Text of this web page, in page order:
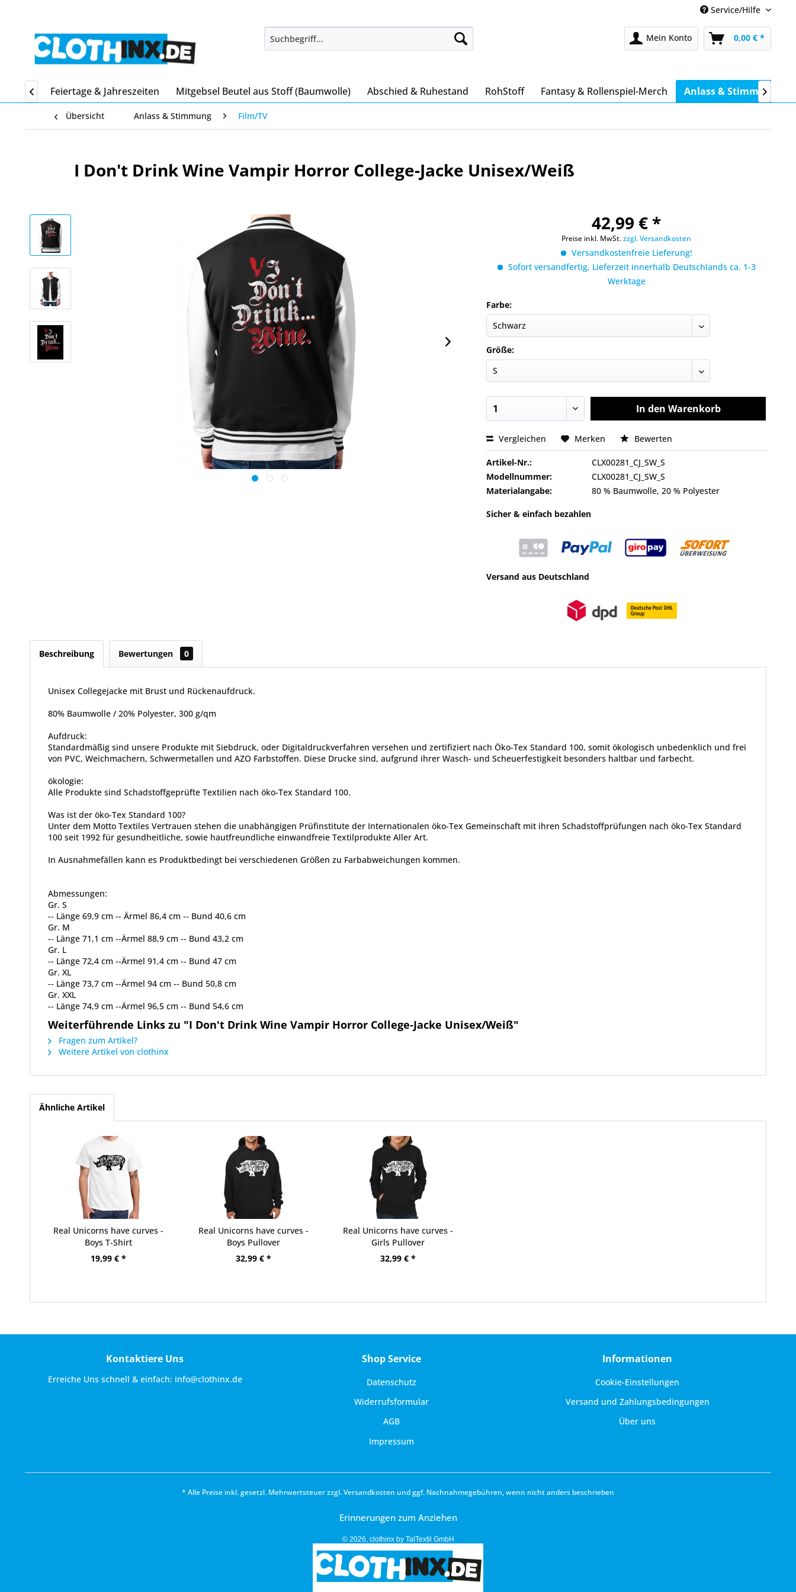
Service/Hilfe
Mein Konto 0,00 € *
Home Feiertage & Jahreszeiten Mitgebsel Beutel aus Stoff (Baumwolle) Abschied & Ruhestand RohStoff Fantasy & Rollenspiel-Merch Anlass & Stimmung
 
Übersicht Anlass & Stimmung Film/TV
I Don't Drink Wine Vampir Horror College-Jacke Unisex/Weiß
42,99 € *
Preise inkl. MwSt.zzgl. Versandkosten
Versandkostenfreie Lieferung!
Sofort versandfertig, Lieferzeit innerhalb Deutschlands ca. 1-3
Werktage
Farbe:
Größe:
In den Warenkorb
Vergleichen Merken Bewerten
Artikel-Nr.:
CLX00281_CJ_SW_S
Modellnummer:
CLX00281_CJ_SW_S
Materialangabe:
80 % Baumwolle, 20 % Polyester
Sicher & einfach bezahlen
Versand aus Deutschland
Beschreibung Bewertungen 0
Unisex Collegejacke mit Brust und Rückenaufdruck.
80% Baumwolle / 20% Polyester, 300 g/qm
Aufdruck:
Standardmäßig sind unsere Produkte mit Siebdruck, oder Digitaldruckverfahren versehen und zertifiziert nach Öko-Tex Standard 100, somit ökologisch unbedenklich und frei
von PVC, Weichmachern, Schwermetallen und AZO Farbstoffen. Diese Drucke sind, aufgrund ihrer Wasch- und Scheuerfestigkeit besonders haltbar und farbecht.
ökologie:
Alle Produkte sind Schadstoffgeprüfte Textilien nach öko-Tex Standard 100.
Was ist der öko-Tex Standard 100?
Unter dem Motto Textiles Vertrauen stehen die unabhängigen Prüfinstitute der Internationalen öko-Tex Gemeinschaft mit ihren Schadstoffprüfungen nach öko-Tex Standard
100 seit 1992 für gesundheitliche, sowie hautfreundliche einwandfreie Textilprodukte Aller Art.
In Ausnahmefällen kann es Produktbedingt bei verschiedenen Größen zu Farbabweichungen kommen.
Abmessungen:
Gr. S
-- Länge 69,9 cm -- Ärmel 86,4 cm -- Bund 40,6 cm
Gr. M
-- Länge 71,1 cm --Ärmel 88,9 cm -- Bund 43,2 cm
Gr. L
-- Länge 72,4 cm --Ärmel 91,4 cm -- Bund 47 cm
Gr. XL
-- Länge 73,7 cm --Ärmel 94 cm -- Bund 50,8 cm
Gr. XXL
-- Länge 74,9 cm --Ärmel 96,5 cm -- Bund 54,6 cm
Weiterführende Links zu "I Don't Drink Wine Vampir Horror College-Jacke Unisex/Weiß"
Fragen zum Artikel?
Weitere Artikel von clothinx
Ähnliche Artikel
Real Unicorns have curves -
Boys T-Shirt
19,99 € *
Real Unicorns have curves -
Boys Pullover
32,99 € *
Real Unicorns have curves -
Girls Pullover
32,99 € *
Kontaktiere Uns
Erreiche Uns schnell & einfach: info@clothinx.de
Shop Service
Datenschutz
Widerrufsformular
AGB
Impressum
Informationen
Cookie-Einstellungen
Versand und Zahlungsbedingungen
Über uns
* Alle Preise inkl. gesetzl. Mehrwertsteuer zzgl.Versandkosten und ggf. Nachnahmegebühren, wenn nicht anders beschrieben
Erinnerungen zum Anziehen
© 2026, clothinx by TalTextil GmbH